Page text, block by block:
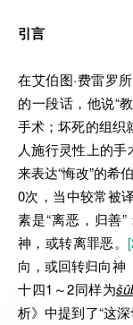
引言
在艾伯图·费雷罗
的一段话，他说“
手术；坏死的组织
人施行灵性上的手
来表达“悔改”的希
0次，当中较常被
素是“离恶，归善
神，或转离罪恶。
向，或回转归向神
十四1～2同样为
析》中提到了“这